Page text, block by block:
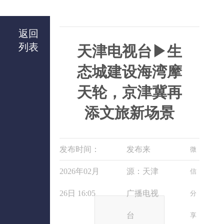
返回
列表
天津电视台▶生
态城建设海湾摩
天轮，京津冀再
添文旅新场景
发布时间：
2026年02月
26日 16:05
发布来
源：天津
广播电视
台
微
信
分
享